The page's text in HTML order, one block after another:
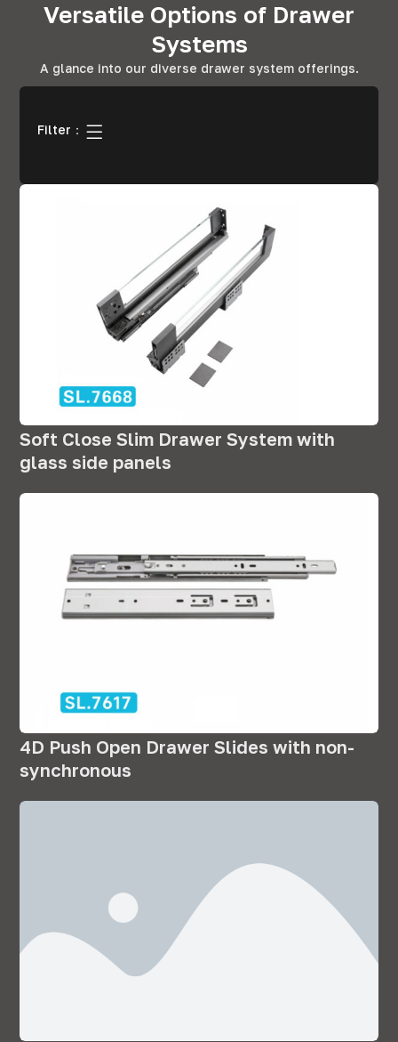
Versatile Options of Drawer
Systems
A glance into our diverse drawer system offerings.
Filter：
Soft Close Slim Drawer System with
glass side panels
4D Push Open Drawer Slides with non-
synchronous